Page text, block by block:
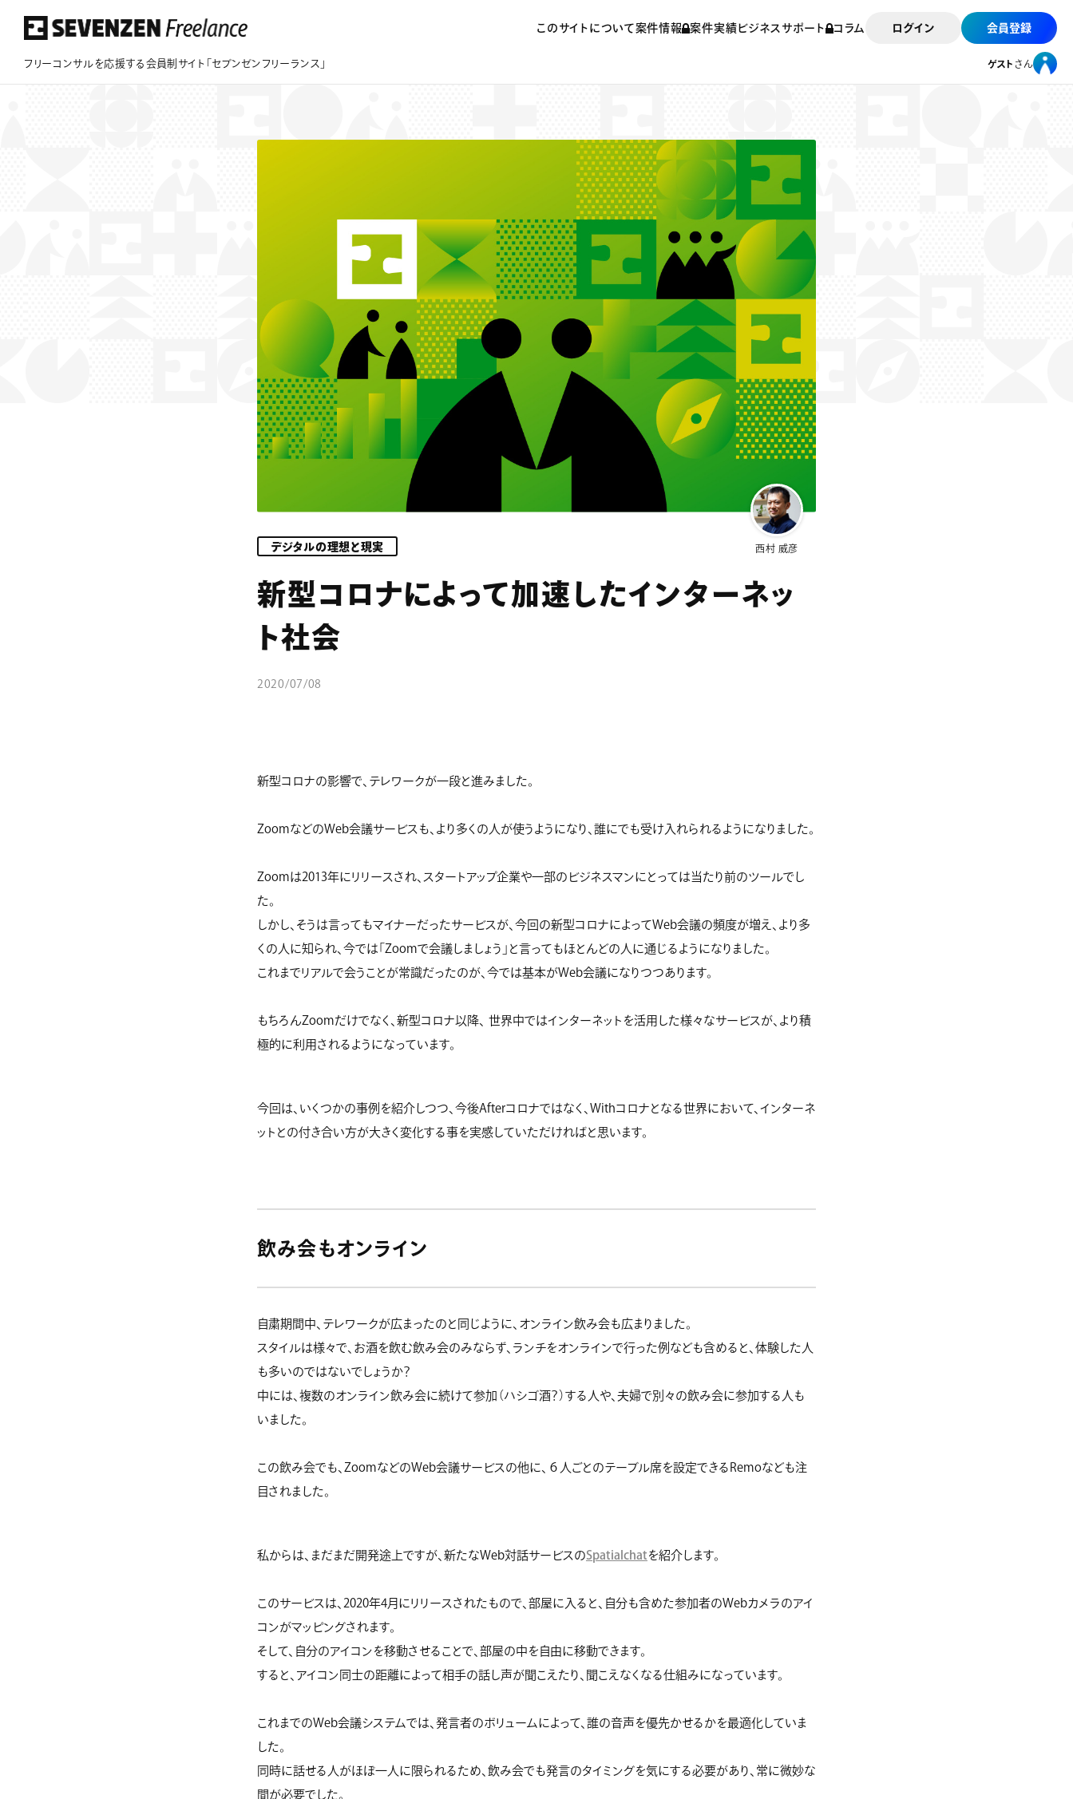
このサイトについて案件情報 案件実績 ビジネスサポート コラム ログイン 会員登録
フリーコンサルを応援する会員制サイト「セブンゼンフリーランス」 ゲスト さん
フリーコンサルを応援する会員制サイト
「セブンゼンフリーランス」
西村 威彦
デジタルの理想と現実
新型コロナによって加速したインターネッ
ト社会
2020/07/08
新型コロナの影響で、テレワークが一段と進みました。
ZoomなどのWeb会議サービスも、より多くの人が使うようになり、誰にでも受け入れられるようになりました。
Zoomは2013年にリリースされ、スタートアップ企業や一部のビジネスマンにとっては当たり前のツールでし
た。
しかし、そうは言ってもマイナーだったサービスが、今回の新型コロナによってWeb会議の頻度が増え、より多
くの人に知られ、今では「Zoomで会議しましょう」と言ってもほとんどの人に通じるようになりました。
これまでリアルで会うことが常識だったのが、今では基本がWeb会議になりつつあります。
もちろんZoomだけでなく、新型コロナ以降、 世界中ではインターネットを活用した様々なサービスが、より積
極的に利用されるようになっています。
今回は、いくつかの事例を紹介しつつ、今後Afterコロナではなく、Withコロナとなる世界において、インターネ
ットとの付き合い方が大きく変化する事を実感していただければと思います。
飲み会もオンライン
自粛期間中、テレワークが広まったのと同じように、オンライン飲み会も広まりました。
スタイルは様々で、お酒を飲む飲み会のみならず、ランチをオンラインで行った例なども含めると、体験した人
も多いのではないでしょうか？
中には、複数のオンライン飲み会に続けて参加（ハシゴ酒？）する人や、夫婦で別々の飲み会に参加する人も
いました。
この飲み会でも、ZoomなどのWeb会議サービスの他に、６人ごとのテーブル席を設定できるRemoなども注
目されました。
私からは、まだまだ開発途上ですが、新たなWeb対話サービスのSpatialchat を紹介します。
このサービスは、2020年4月にリリースされたもので、部屋に入ると、自分も含めた参加者のWebカメラのアイ
コンがマッピングされます。
そして、自分のアイコンを移動させることで、部屋の中を自由に移動できます。
すると、アイコン同士の距離によって相手の話し声が聞こえたり、聞こえなくなる仕組みになっています。
これまでのWeb会議システムでは、発言者のボリュームによって、誰の音声を優先かせるかを最適化していま
した。
同時に話せる人がほぼ一人に限られるため、飲み会でも発言のタイミングを気にする必要があり、常に微妙な
間が必要でした。